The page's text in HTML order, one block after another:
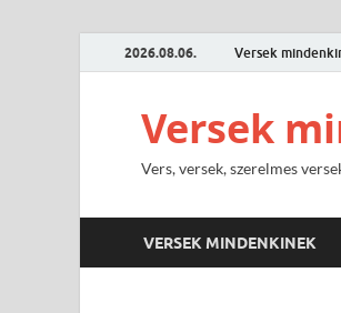
2026.08.06. Versek
Versek
Vers, versek, szerelmes
VERSEK MINDENKINEK